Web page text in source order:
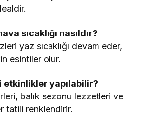
sıcaklığı nasıldır?
yaz sıcaklığı devam eder,
esintiler olur.
etkinlikler yapılabilir?
balık sezonu lezzetleri ve
tatili renklendirir.